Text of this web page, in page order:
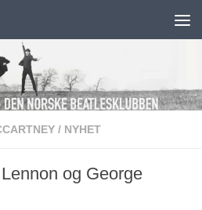
/ NYHET
og George